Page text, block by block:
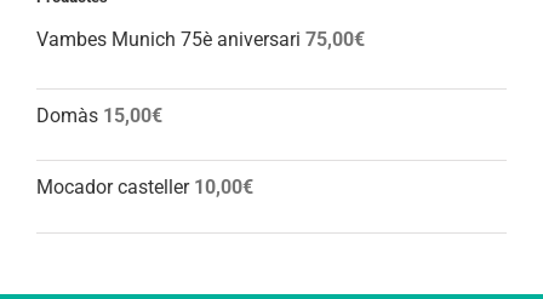
Vambes Munich 75è aniversari 75,00€
Domàs 15,00€
Mocador casteller 10,00€